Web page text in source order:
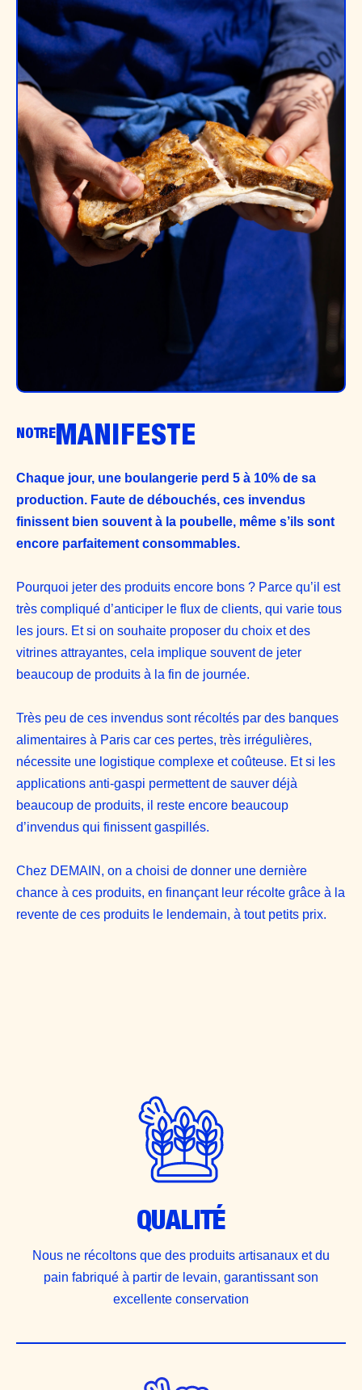
NOTRE MANIFESTE
Chaque jour, une boulangerie perd 5 à 10% de sa
production. Faute de débouchés, ces invendus
finissent bien souvent à la poubelle, même s’ils sont
encore parfaitement consommables.
Pourquoi jeter des produits encore bons ? Parce qu’il est
très compliqué d’anticiper le flux de clients, qui varie tous
les jours. Et si on souhaite proposer du choix et des
vitrines attrayantes, cela implique souvent de jeter
beaucoup de produits à la fin de journée.
Très peu de ces invendus sont récoltés par des banques
alimentaires à Paris car ces pertes, très irrégulières,
nécessite une logistique complexe et coûteuse. Et si les
applications anti-gaspi permettent de sauver déjà
beaucoup de produits, il reste encore beaucoup
d’invendus qui finissent gaspillés.
Chez DEMAIN, on a choisi de donner une dernière
chance à ces produits, en finançant leur récolte grâce à la
revente de ces produits le lendemain, à tout petits prix.
QUALITÉ
Nous ne récoltons que des produits artisanaux et du
pain fabriqué à partir de levain, garantissant son
excellente conservation